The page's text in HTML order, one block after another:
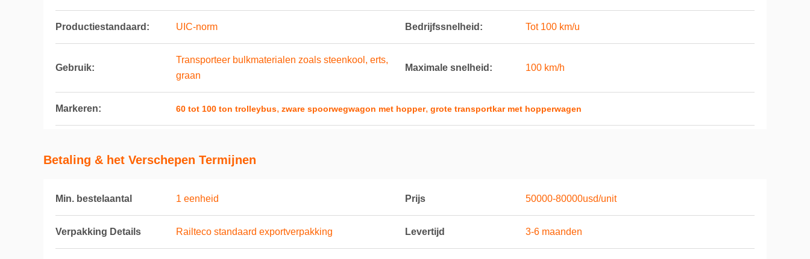
Productiestandaard: UIC-norm Bedrijfssnelheid: Tot 100 km/u
Gebruik:
Transporteer bulkmaterialen zoals steenkool, erts,
graan
Maximale snelheid: 100 km/h
Markeren: 60 tot 100 ton trolleybus, zware spoorwegwagon met hopper, grote transportkar met hopperwagen
Betaling & het Verschepen Termijnen
Min. bestelaantal 1 eenheid Prijs 50000-80000usd/unit
Verpakking Details Railteco standaard exportverpakking Levertijd 3-6 maanden